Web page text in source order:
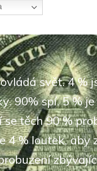
svět. 4 %
90% spí. 5 %
se těch 90 %
4 % loutek, aby